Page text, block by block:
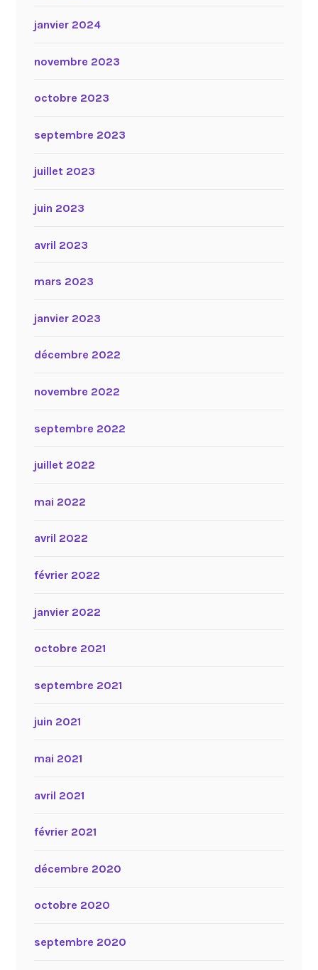
janvier 2024
novembre 2023
octobre 2023
septembre 2023
juillet 2023
juin 2023
avril 2023
mars 2023
janvier 2023
décembre 2022
novembre 2022
septembre 2022
juillet 2022
mai 2022
avril 2022
février 2022
janvier 2022
octobre 2021
septembre 2021
juin 2021
mai 2021
avril 2021
février 2021
décembre 2020
octobre 2020
septembre 2020